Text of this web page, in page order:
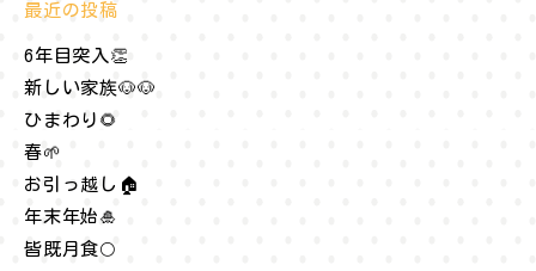
最近の投稿
6年目突入👏
新しい家族🐶🐶
ひまわり🌻
春🌱
お引っ越し🏠
年末年始🎍
皆既月食🌕